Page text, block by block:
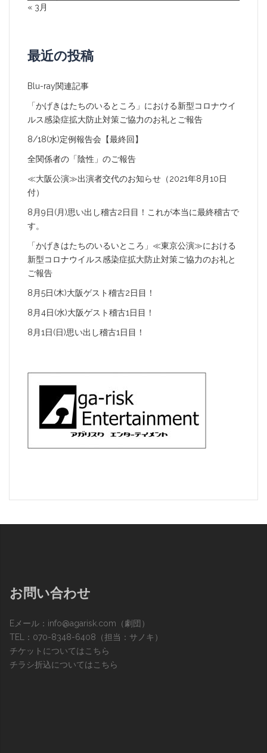
« 3月
最近の投稿
Blu-ray関連記事
「かげきはたちのいるところ」における新型コロナウイ
ルス感染症拡大防止対策ご協力のお礼とご報告
8/18(水)定例報告会【最終回】
全関係者の「陰性」のご報告
≪大阪公演≫出演者交代のお知らせ（2021年8月10日
付）
8月9日(月)思い出し稽古2日目！これが本当に最終稽古で
す。
「かげきはたちのいるいところ」≪東京公演≫における
新型コロナウイルス感染症拡大防止対策ご協力のお礼と
ご報告
8月5日(木)大阪ゲスト稽古2日目！
8月4日(水)大阪ゲスト稽古1日目！
8月1日(日)思い出し稽古1日目！
お問い合わせ
Eメール： info@agarisk.com （劇団）
TEL：070-8348-6408（担当：サノキ）
チケットについてはこちら
チラシ折込についてはこちら